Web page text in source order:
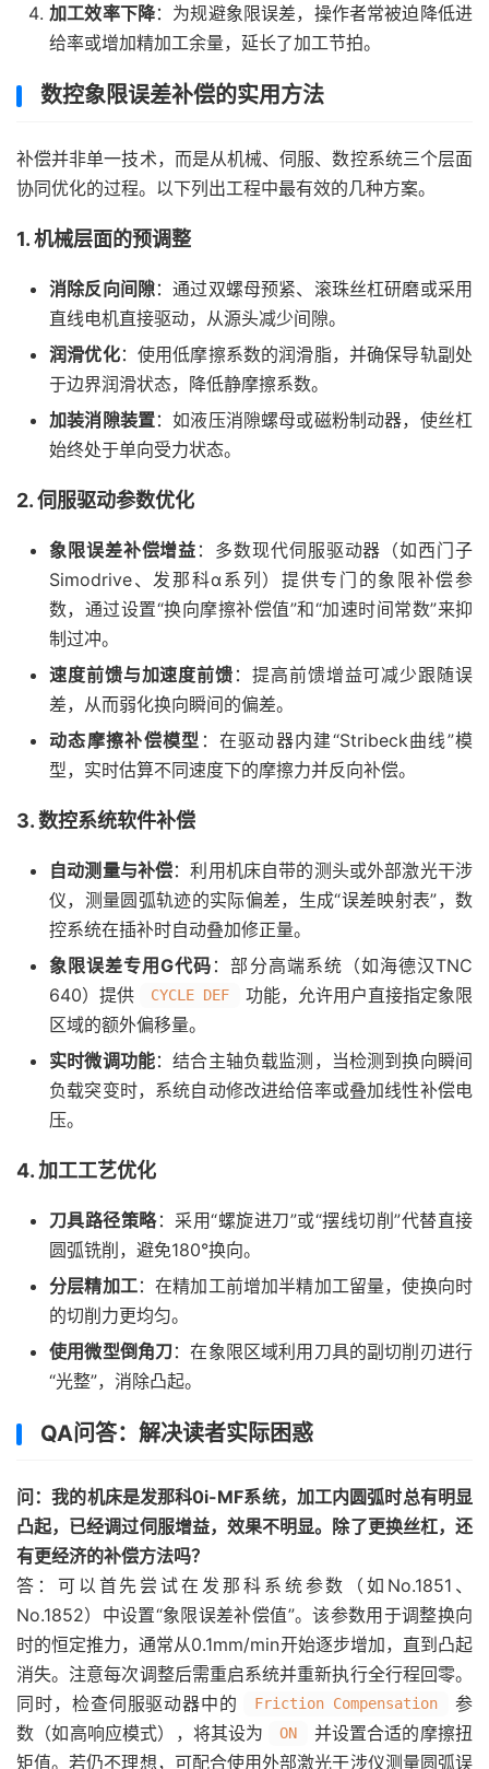
加工效率下降：为规避象限误差，操作者常被迫降低进
给率或增加精加工余量，延长了加工节拍。
数控象限误差补偿的实用方法
补偿并非单一技术，而是从机械、伺服、数控系统三个层面
协同优化的过程。以下列出工程中最有效的几种方案。
1. 机械层面的预调整
消除反向间隙：通过双螺母预紧、滚珠丝杠研磨或采用
直线电机直接驱动，从源头减少间隙。
润滑优化：使用低摩擦系数的润滑脂，并确保导轨副处
于边界润滑状态，降低静摩擦系数。
加装消隙装置：如液压消隙螺母或磁粉制动器，使丝杠
始终处于单向受力状态。
2. 伺服驱动参数优化
象限误差补偿增益 ：多数现代伺服驱动器（如西门子
Simodrive、发那科α系列）提供专门的象限补偿参
数，通过设置“换向摩擦补偿值”和“加速时间常数”来抑
制过冲。
速度前馈与加速度前馈 ：提高前馈增益可减少跟随误
差，从而弱化换向瞬间的偏差。
动态摩擦补偿模型 ：在驱动器内建“Stribeck曲线”模
型，实时估算不同速度下的摩擦力并反向补偿。
3. 数控系统软件补偿
自动测量与补偿：利用机床自带的测头或外部激光干涉
仪，测量圆弧轨迹的实际偏差，生成“误差映射表”，数
控系统在插补时自动叠加修正量。
象限误差专用G代码 ：部分高端系统（如海德汉TNC
640）提供
CYCLE DEF
功能，允许用户直接指定象限
区域的额外偏移量。
实时微调功能：结合主轴负载监测，当检测到换向瞬间
负载突变时，系统自动修改进给倍率或叠加线性补偿电
压。
4. 加工工艺优化
刀具路径策略：采用“螺旋进刀”或“摆线切削”代替直接
圆弧铣削，避免180°换向。
分层精加工：在精加工前增加半精加工留量，使换向时
的切削力更均匀。
使用微型倒角刀：在象限区域利用刀具的副切削刃进行
“光整”，消除凸起。
QA问答：解决读者实际困惑
问：我的机床是发那科0i-MF系统，加工内圆弧时总有明显
凸起，已经调过伺服增益，效果不明显。除了更换丝杠，还
有更经济的补偿方法吗？
答：可以首先尝试在发那科系统参数（如No.1851、
No.1852）中设置“象限误差补偿值”。该参数用于调整换向
时的恒定推力，通常从0.1mm/min开始逐步增加，直到凸起
消失。注意每次调整后需重启系统并重新执行全行程回零。
同时，检查伺服驱动器中的
Friction Compensation
参
数（如高响应模式），将其设为
ON
并设置合适的摩擦扭
矩值。若仍不理想，可配合使用外部激光干涉仪测量圆弧误